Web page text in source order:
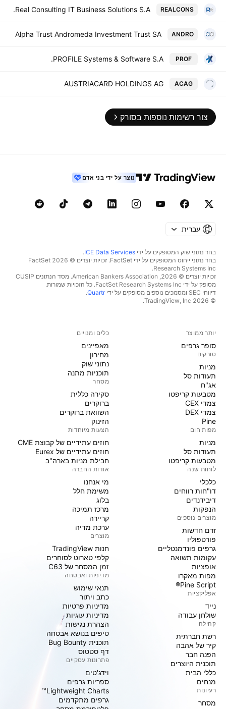
REALCONS
Real Consulting IT Business Solutions S.A.
ANDRO
Alpha Trust Andromeda Investment Trust SA
PROF
PROFILE Systems & Software S.A.
ACAG
AUSTRIACARD HOLDINGS AG
צור רשימות נוספות בסורק
נוצר על ידי בני אדם
עברית
בחר נתוני שוק המסופקים על ידי ICE Data Services
.
בחר נתוני ייחוס המסופקים על ידי FactSet. זכויות יוצרים © 2026 ‏FactSet
Research Systems Inc.‏
זכויות יוצרים © 2026, ‏American Bankers Association. מסד הנתונים CUSIP
מסופק על ידי FactSet Research Systems Inc. כל הזכויות שמורות.
דיווחי SEC ומסמכים נוספים מסופקים על ידי
Quartr
.
© 2026 ‏TradingView, Inc.‏
יותר ממוצר
סופר גרפים
סורקים
מניות‏
תעודות סל
אג"ח
מטבעות קריפטו
צמדי CEX
צמדי DEX
Pine
מפות חום
מניות‏
תעודות סל
מטבעות קריפטו
לוחות שנה
כלכלי
דו"חות רווחים
דיבידנדים
הנפקות
מוצרים נוספים
זרם חדשות
פורטפוליו
גרפים פונדמנטליים
עקומות תשואה
אופציות
מפות מאקרו
Pine Script®
אפליקציות
נייד
שולחן עבודה
קהילה
רשת חברתית
קיר של אהבה
הפנה חבר
תוכנית היוצרים
כללי הבית
מנחים
רעיונות
מסחר
כלים ומנויים
מאפיינים
מחירון
נתוני שוק
תוכניות מתנה
מסחר
סקירה כללית
ברוקרים
השוואת ברוקרים
הזינוק
הצעות מיוחדות
חוזים עתידיים של קבוצת CME
חוזים עתידיים של Eurex
חבילת מניות בארה"ב
אודות החברה
מי אנחנו
משימת חלל
בלוג
מרכז תמיכה
קריירה
ערכת מדיה
מוצרים
חנות TradingView
קלפי טארוט לסוחרים
זמן המסחר של C63
מדיניות ואבטחה
תנאי שימוש
כתב ויתור
מדיניות פרטיות
מדיניות עוגיות
הצהרת נגישות
טיפים בנושא אבטחה
תוכנית Bug Bounty
דף סטטוס
פתרונות עסקיים
וידג'טים
ספריות גרפים
Lightweight Charts™
גרפים מתקדמים